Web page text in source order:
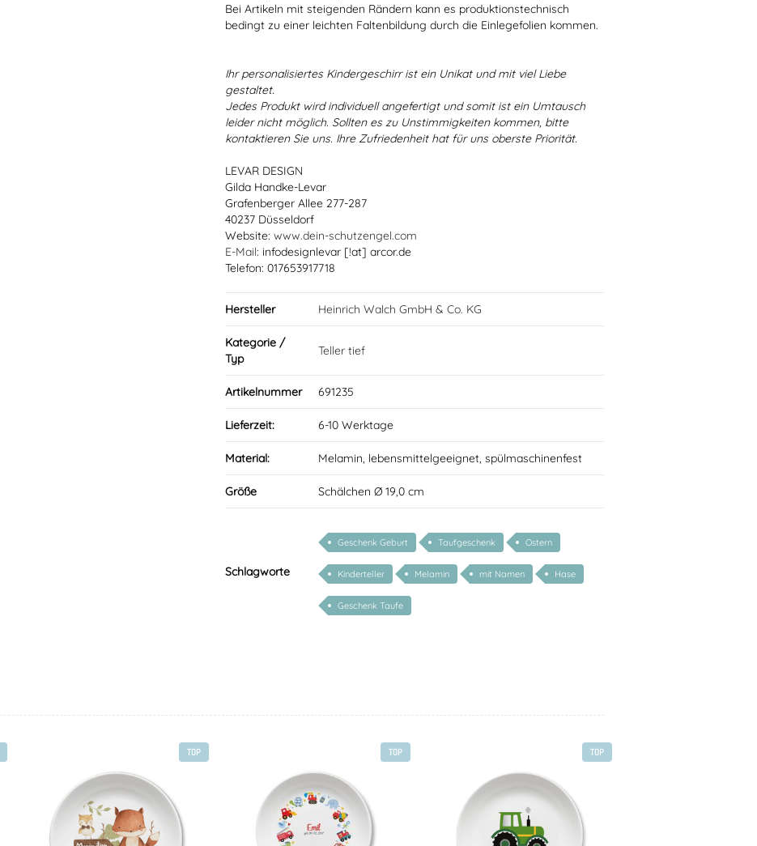
Bei Artikeln mit steigenden Rändern kann es produktionstechnisch
bedingt zu einer leichten Faltenbildung durch die Einlegefolien kommen.
Ihr personalisiertes Kindergeschirr ist ein Unikat und mit viel Liebe
gestaltet.
Jedes Produkt wird individuell angefertigt und somit ist ein Umtausch
leider nicht möglich. Sollten es zu Unstimmigkeiten kommen, bitte
kontaktieren Sie uns. Ihre Zufriedenheit hat für uns oberste Priorität.
LEVAR DESIGN
Gilda Handke-Levar
Grafenberger Allee 277-287
40237 Düsseldorf
Website: www.dein-schutzengel.com
E-Mail: infodesignlevar [!at] arcor.de
Telefon: 017653917718
Hersteller Heinrich Walch GmbH & Co. KG
Kategorie /
Typ
Teller tief
Artikelnummer 691235
Lieferzeit: 6-10 Werktage
Material: Melamin, lebensmittelgeeignet, spülmaschinenfest
Größe Schälchen Ø 19,0 cm
Schlagworte
Geschenk Geburt Taufgeschenk Ostern
Kinderteller Melamin mit Namen Hase
Geschenk Taufe
TOP TOP TOP